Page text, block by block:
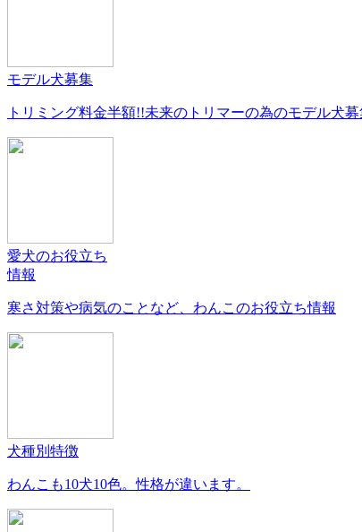
モデル犬募集
トリミング料金半額!!未来のトリマーの為のモデル犬募
愛犬のお役立ち
情報
寒さ対策や病気のことなど、わんこのお役立ち情報
犬種別特徴
わんこも10犬10色。性格が違います。